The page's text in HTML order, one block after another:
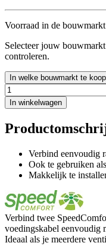
Voorraad in de bouwmarkt
Selecteer jouw
controleren.
In welke bouwmarkt te
In winkelwagen
Verbind eenvoudig
Ook te gebruiken
Makkelijk te
Verbind twee
voedingskabel eenvoudig
Ideaal als je meerdere